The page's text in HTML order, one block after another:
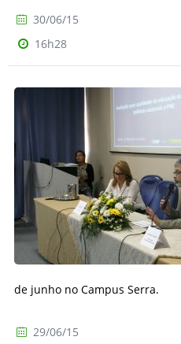
30/06/15
16h28
de junho no Campus Serra.
29/06/15